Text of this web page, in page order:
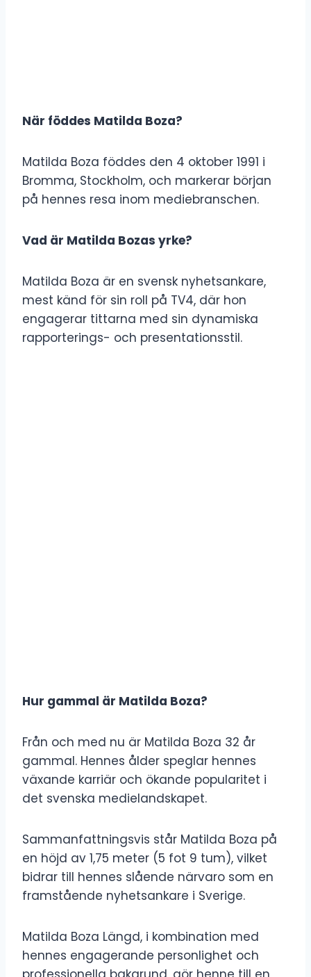
När föddes Matilda Boza?
Matilda Boza föddes den 4 oktober 1991 i
Bromma, Stockholm, och markerar början
på hennes resa inom mediebranschen.
Vad är Matilda Bozas yrke?
Matilda Boza är en svensk nyhetsankare,
mest känd för sin roll på TV4, där hon
engagerar tittarna med sin dynamiska
rapporterings- och presentationsstil.
Hur gammal är Matilda Boza?
Från och med nu är Matilda Boza 32 år
gammal. Hennes ålder speglar hennes
växande karriär och ökande popularitet i
det svenska medielandskapet.
Sammanfattningsvis står Matilda Boza på
en höjd av 1,75 meter (5 fot 9 tum), vilket
bidrar till hennes slående närvaro som en
framstående nyhetsankare i Sverige.
Matilda Boza Längd, i kombination med
hennes engagerande personlighet och